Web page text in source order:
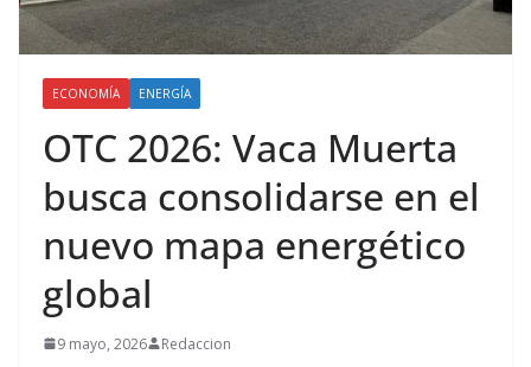
ECONOMÍA ENERGÍA
OTC 2026: Vaca Muerta
busca consolidarse en el
nuevo mapa energético
global
9 mayo, 2026 Redaccion